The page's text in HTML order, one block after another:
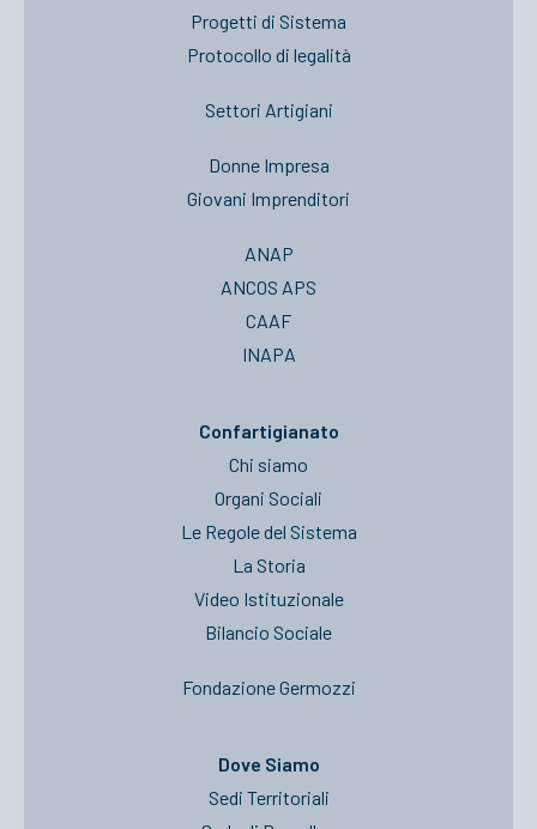
Progetti di Sistema
Protocollo di legalità
Settori Artigiani
Donne Impresa
Giovani Imprenditori
ANAP
ANCOS APS
CAAF
INAPA
Confartigianato
Chi siamo
Organi Sociali
Le Regole del Sistema
La Storia
Video Istituzionale
Bilancio Sociale
Fondazione Germozzi
Dove Siamo
Sedi Territoriali